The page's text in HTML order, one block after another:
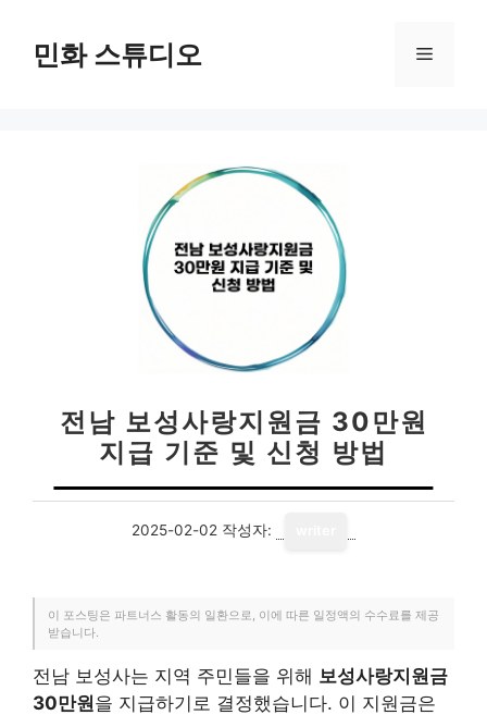
민화 스튜디오 메
전남 보성사랑지원금 30만원
지급 기준 및 신청 방법
2025-02-02 작성자:
이 포스팅은 파트너스 활동의 일환으로, 이에 따른 일정액의 수수료를 제공
받습니다.
전남 보성사는 지역 주민들을 위해 보성사랑지원금
30만원을 지급하기로 결정했습니다. 이 지원금은